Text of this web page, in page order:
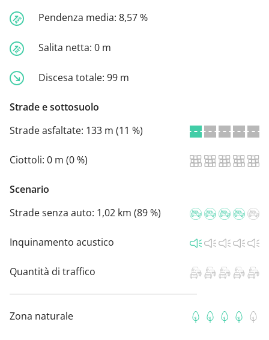
Pendenza media: 8,57 %
Salita netta: 0 m
Discesa totale: 99 m
Strade e sottosuolo
Strade asfaltate: 133 m (11 %)
Ciottoli: 0 m (0 %)
Scenario
Strade senza auto: 1,02 km (89 %)
Inquinamento acustico
Quantità di traffico
Zona naturale